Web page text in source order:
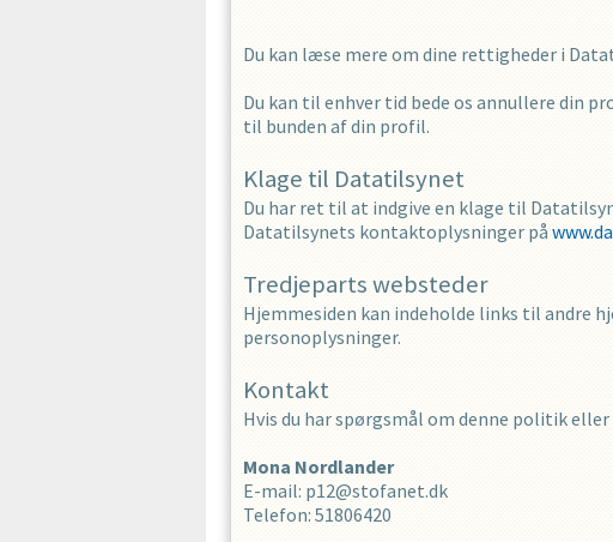
Du kan læse mere om dine rettigheder i
Du kan til enhver tid bede os annullere din
til bunden af din profil.
Klage til Datatilsynet
Du har ret til at indgive en klage til
Datatilsynets kontaktoplysninger på
Tredjeparts websteder
Hjemmesiden kan indeholde links til andre
personoplysninger.
Kontakt
Hvis du har spørgsmål om denne politik
Mona Nordlander
E-mail: p12@stofanet.dk
Telefon: 51806420